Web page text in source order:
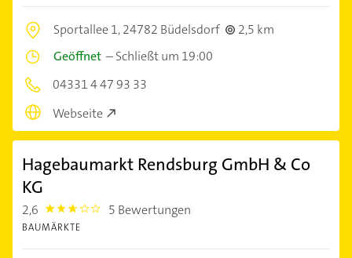
Sportallee 1,24782 Büdelsdorf
2,5 km
Geöffnet –Schließt um 19:00
04331 4 47 93 33
Webseite
Hagebaumarkt Rendsburg GmbH & Co
KG
2,6 2.6000001 5 Bewertungen
BAUMÄRKTE